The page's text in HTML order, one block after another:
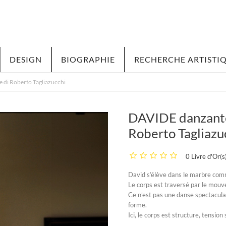
DESIGN BIOGRAPHIE RECHERCHE
di Roberto Tagliazucchi
DAVIDE
Roberto
0 Livre
David s’élève dans le marbre
Le corps est traversé par le
Ce n’est pas une danse
forme.
Ici, le corps est structure, tension